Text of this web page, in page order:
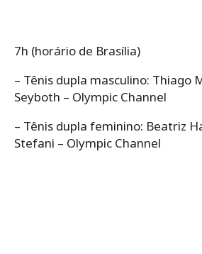
7h (horário de Brasília)
– Tênis dupla masculino: Thiago
Seyboth – Olympic Channel
– Tênis dupla feminino: Beatriz
Stefani – Olympic Channel